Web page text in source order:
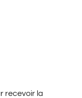
recevoir la